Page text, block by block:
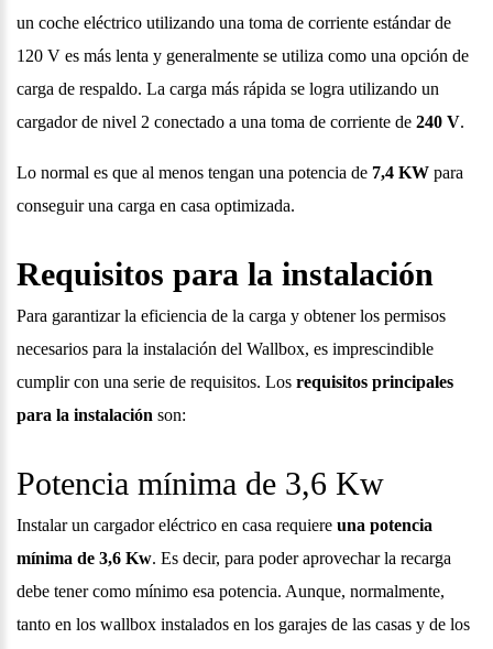
un coche eléctrico utilizando una toma de corriente estándar de
120 V es más lenta y generalmente se utiliza como una opción de
carga de respaldo. La carga más rápida se logra utilizando un
cargador de nivel 2 conectado a una toma de corriente de 240 V.
Lo normal es que al menos tengan una potencia de 7,4 KW para
conseguir una carga en casa optimizada.
Requisitos para la instalación
Para garantizar la eficiencia de la carga y obtener los permisos
necesarios para la instalación del Wallbox, es imprescindible
cumplir con una serie de requisitos. Los requisitos principales
para la instalación son:
Potencia mínima de 3,6 Kw
Instalar un cargador eléctrico en casa requiere una potencia
mínima de 3,6 Kw. Es decir, para poder aprovechar la recarga
debe tener como mínimo esa potencia. Aunque, normalmente,
tanto en los wallbox instalados en los garajes de las casas y de los